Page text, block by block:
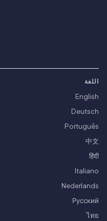
اللغة
English
Deutsch
Português
中文
हिंदी
Italiano
Nederlands
Русский
ไทย